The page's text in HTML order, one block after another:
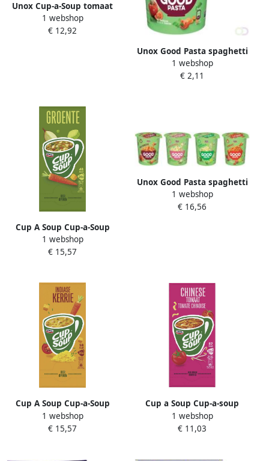
Unox Cup-a-Soup tomaat
24x140ml
1 webshop
€ 12,92
Unox Good Pasta spaghetti
bolognese cup
1 webshop
€ 2,11
Cup A Soup Cup-a-Soup
groente pak van 24 zakjes
1 webshop
€ 15,57
Unox Good Pasta spaghetti
bolognese cup
1 webshop
€ 16,56
Cup A Soup Cup-a-Soup
indiase kerrie pak van 24
zakjes
1 webshop
€ 15,57
Cup a Soup Cup-a-soup
Chinese tomatensoep 21
zakjes
1 webshop
€ 11,03